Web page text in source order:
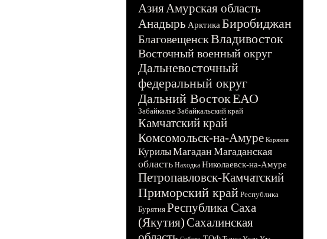
АзияАмурская область
Анадырь Арктика Биробиджан
БлаговещенскВладивосток
Восточный военный округ
Дальневосточный
федеральный округ
Дальний ВостокЕАО
Забайкалье Забайкальский край
Камчатский край
Комсомольск-на-Амуре Корякия
КурилыМагадан Магаданская
область Находка Николаевск-на-Амуре
Петропавловск-Камчатский
Приморский край Республика
Бурятия Республика Саха
(Якутия)Сахалинская